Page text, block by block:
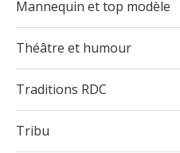
Mannequin et top modèle
Théâtre et humour
Traditions RDC
Tribu